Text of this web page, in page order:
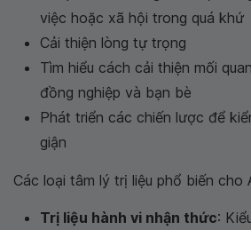
việc hoặc xã hội trong quá khứ
Cải thiện lòng tự trọng
Tìm hiểu cách cải thiện mối
đồng nghiệp và bạn bè
Phát triển các chiến lược để
giận
Các loại tâm lý trị liệu phổ biến cho
Trị liệu hành vi nhận thức: